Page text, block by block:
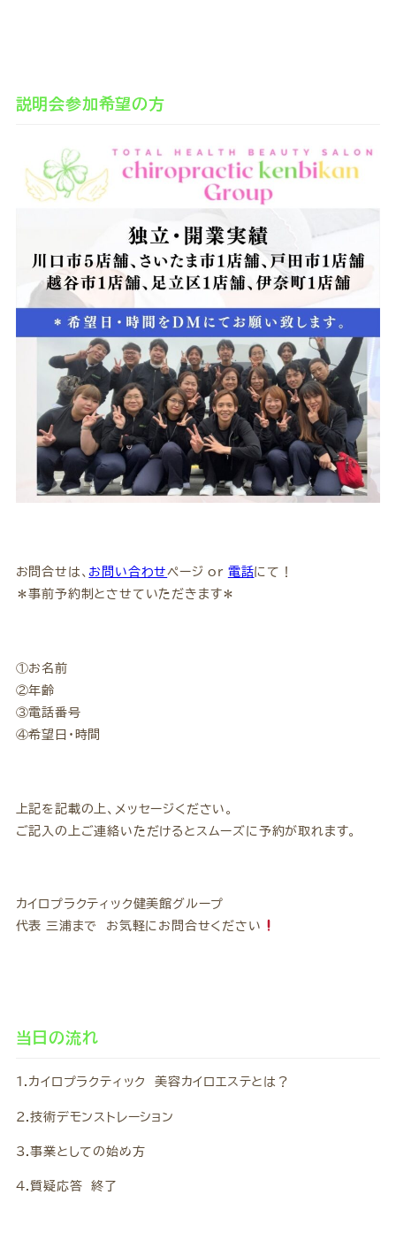
説明会参加希望の方
お問合せは、 お問い合わせページ or 電話にて！
＊事前予約制とさせていただきます＊
①お名前
②年齢
③電話番号
④希望日・時間
上記を記載の上、メッセージください。
ご記入の上ご連絡いただけるとスムーズに予約が取れます。
カイロプラクティック健美館グループ
代表 三浦まで お気軽にお問合せください
当日の流れ
1.カイロプラクティック 美容カイロエステとは？
2.技術デモンストレーション
3.事業としての始め方
4.質疑応答 終了